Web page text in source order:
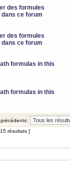
des formules
ce forum
des formules
ce forum
formulas in this
formulas in this
résultats ]